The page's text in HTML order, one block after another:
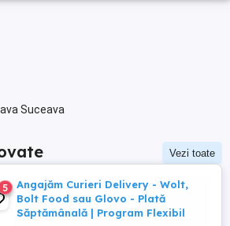
Suceava
Vezi toate
5
Angajăm Curieri Delivery - Wolt,
Bolt Food sau Glovo - Plată
Săptămânală | Program Flexibil